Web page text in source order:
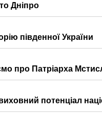
Дніпро
південної України
про Патріарха
потенціал